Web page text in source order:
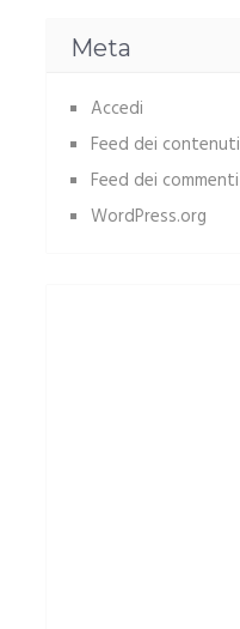
Meta
Accedi
Feed dei contenuti
Feed dei commenti
WordPress.org